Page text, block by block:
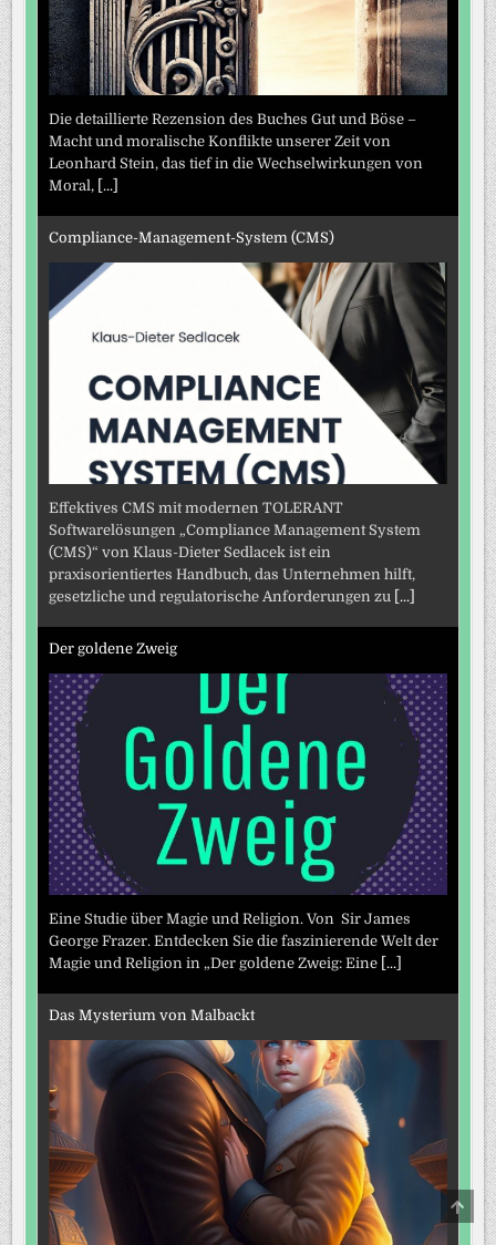
Die detaillierte Rezension des Buches Gut und Böse –
Macht und moralische Konflikte unserer Zeit von
Leonhard Stein, das tief in die Wechselwirkungen von
Moral, [...]
Compliance-Management-System (CMS)
Effektives CMS mit modernen TOLERANT
Softwarelösungen „Compliance Management System
(CMS)“ von Klaus-Dieter Sedlacek ist ein
praxisorientiertes Handbuch, das Unternehmen hilft,
gesetzliche und regulatorische Anforderungen zu [...]
Der goldene Zweig
Eine Studie über Magie und Religion. Von Sir James
George Frazer. Entdecken Sie die faszinierende Welt der
Magie und Religion in „Der goldene Zweig: Eine [...]
Das Mysterium von Malbackt
TO
TOP